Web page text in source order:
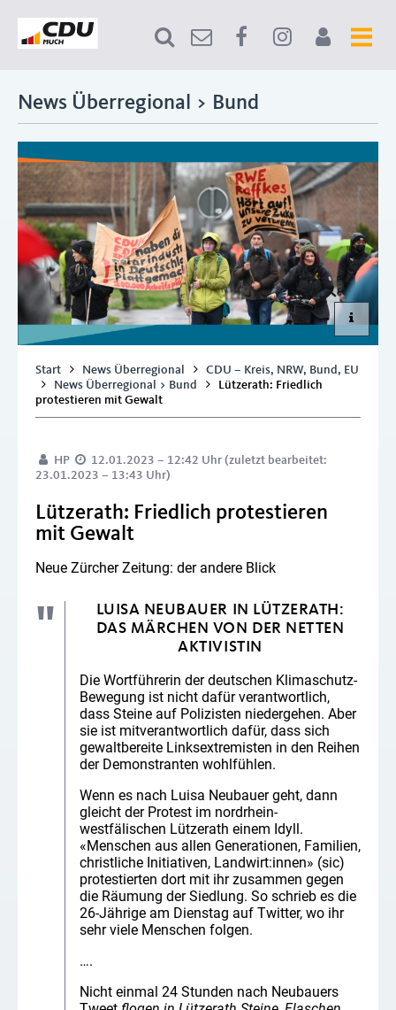
News Überregional > Bund
Start News Überregional
CDU – Kreis, NRW, Bund, EU
News Überregional > Bund
Lützerath: Friedlich
protestieren mit Gewalt
HP
12.01.2023 – 12:42 Uhr (zuletzt bearbeitet:
23.01.2023 – 13:43 Uhr)
Lützerath: Friedlich protestieren
mit Gewalt
Neue Zürcher Zeitung: der andere Blick
LUISA NEUBAUER IN LÜTZERATH:
DAS MÄRCHEN VON DER NETTEN
AKTIVISTIN
Die Wortführerin der deutschen Klimaschutz-
Bewegung ist nicht dafür verantwortlich,
dass Steine auf Polizisten niedergehen. Aber
sie ist mitverantwortlich dafür, dass sich
gewaltbereite Linksextremisten in den Reihen
der Demonstranten wohlfühlen.
Wenn es nach Luisa Neubauer geht, dann
gleicht der Protest im nordrhein-
westfälischen Lützerath einem Idyll.
«Menschen aus allen Generationen, Familien,
christliche Initiativen, Landwirt:innen» (sic)
protestierten dort mit ihr zusammen gegen
die Räumung der Siedlung. So schrieb es die
26-Jährige am Dienstag auf Twitter, wo ihr
sehr viele Menschen folgen.
….
Nicht einmal 24 Stunden nach Neubauers